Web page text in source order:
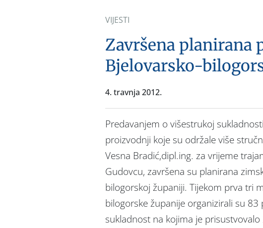
VIJESTI
Završena planirana
Bjelovarsko-
4. travnja 2012.
Predavanjem o višestrukoj
proizvodnji koje su održale više
Vesna Bradić,dipl.ing. za vrijeme
Gudovcu, završena su planirana
bilogorskoj županiji. Tijekom prva tri
bilogorske županije organizirali su
sukladnost na kojima je